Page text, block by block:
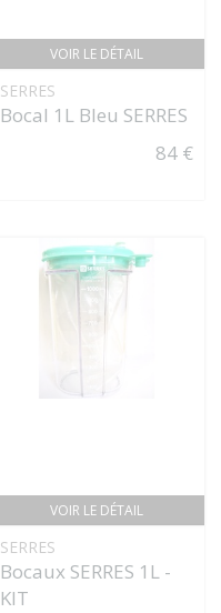
VOIR LE DÉTAIL
SERRES
Bocal 1L Bleu SERRES
84 €
VOIR LE DÉTAIL
SERRES
Bocaux SERRES 1L -
KIT